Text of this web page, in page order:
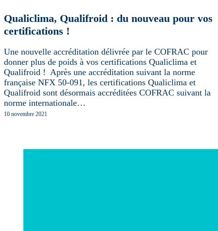
Qualiclima, Qualifroid : du nouveau pour vos
certifications !
Une nouvelle accréditation délivrée par le COFRAC pour
donner plus de poids à vos certifications Qualiclima et
Qualifroid ! Après une accréditation suivant la norme
française NFX 50-091, les certifications Qualiclima et
Qualifroid sont désormais accréditées COFRAC suivant la
norme internationale…
10 novembre 2021